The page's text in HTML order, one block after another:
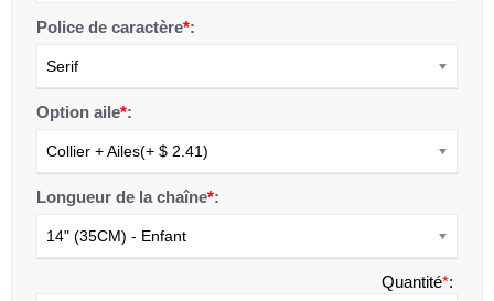
Police de caractère*:
Serif
Option aile*:
Collier + Ailes(+ $ 2.41)
Longueur de la chaîne*:
14" (35CM) - Enfant
Quantité*: